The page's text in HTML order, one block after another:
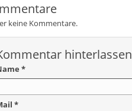
keine Kommentare.
hinterlassen
*
*